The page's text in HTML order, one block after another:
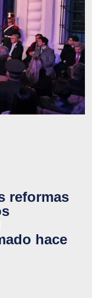
reformas
hace